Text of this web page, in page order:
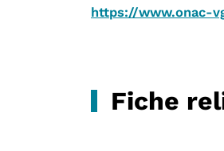
https://www.onac-
Fiche